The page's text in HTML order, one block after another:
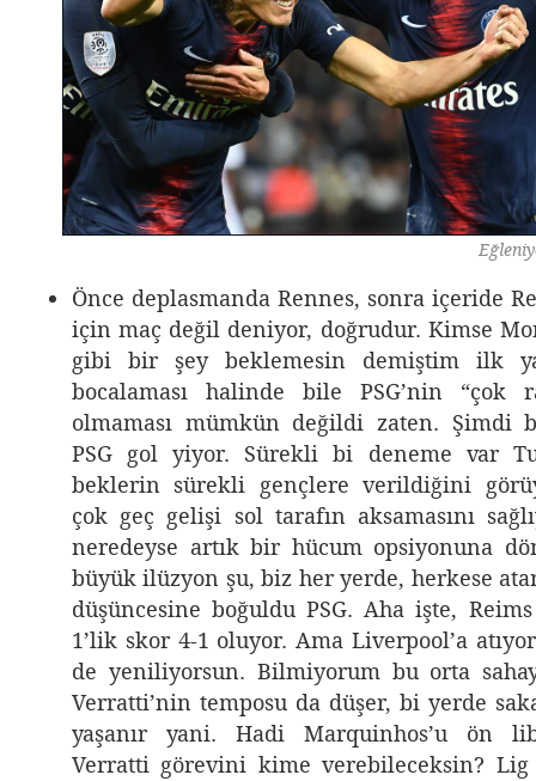
Önce deplasmanda Rennes, sonra içeride
için maç değil deniyor, doğrudur. Kimse
gibi bir şey beklemesin demiştim ilk
bocalaması halinde bile PSG’nin “çok
olmaması mümkün değildi zaten. Şimdi
PSG gol yiyor. Sürekli bi deneme var
beklerin sürekli gençlere verildiğini
çok geç gelişi sol tarafın aksamasını
neredeyse artık bir hücum opsiyonuna
büyük ilüzyon şu, biz her yerde, herkese
düşüncesine boğuldu PSG. Aha işte,
1’lik skor 4-1 oluyor. Ama Liverpool’a
de yeniliyorsun. Bilmiyorum bu orta
Verratti’nin temposu da düşer, bi yerde
yaşanır yani. Hadi Marquinhos’u ön
Verratti görevini kime verebileceksin? Lig